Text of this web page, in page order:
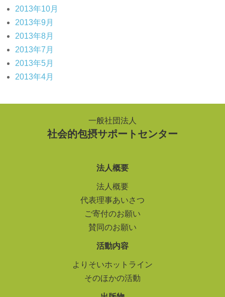
2013年10月
2013年9月
2013年8月
2013年7月
2013年5月
2013年4月
一般社団法人
社会的包摂サポートセンター
法人概要
法人概要
代表理事あいさつ
ご寄付のお願い
賛同のお願い
活動内容
よりそいホットライン
そのほかの活動